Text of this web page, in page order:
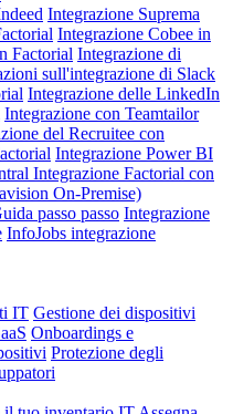
Integrazione Suprema
Integrazione Cobee in
Factorial Integrazione di
sull'integrazione di Slack
Integrazione delle LinkedIn
Integrazione con Teamtailor
del Recruitee con
Integrazione Power BI
Integrazione Factorial con
On-Premise)
passo passo Integrazione
InfoJobs integrazione
IT Gestione dei dispositivi
Onboardings e
Protezione degli